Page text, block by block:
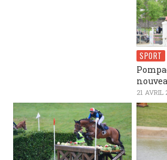
SPORT
21 AVRIL